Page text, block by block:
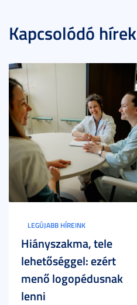
Kapcsolódó hírek
LEGÚJABB HÍREINK
Hiányszakma, tele
lehetőséggel: ezért
menő logopédusnak
lenni